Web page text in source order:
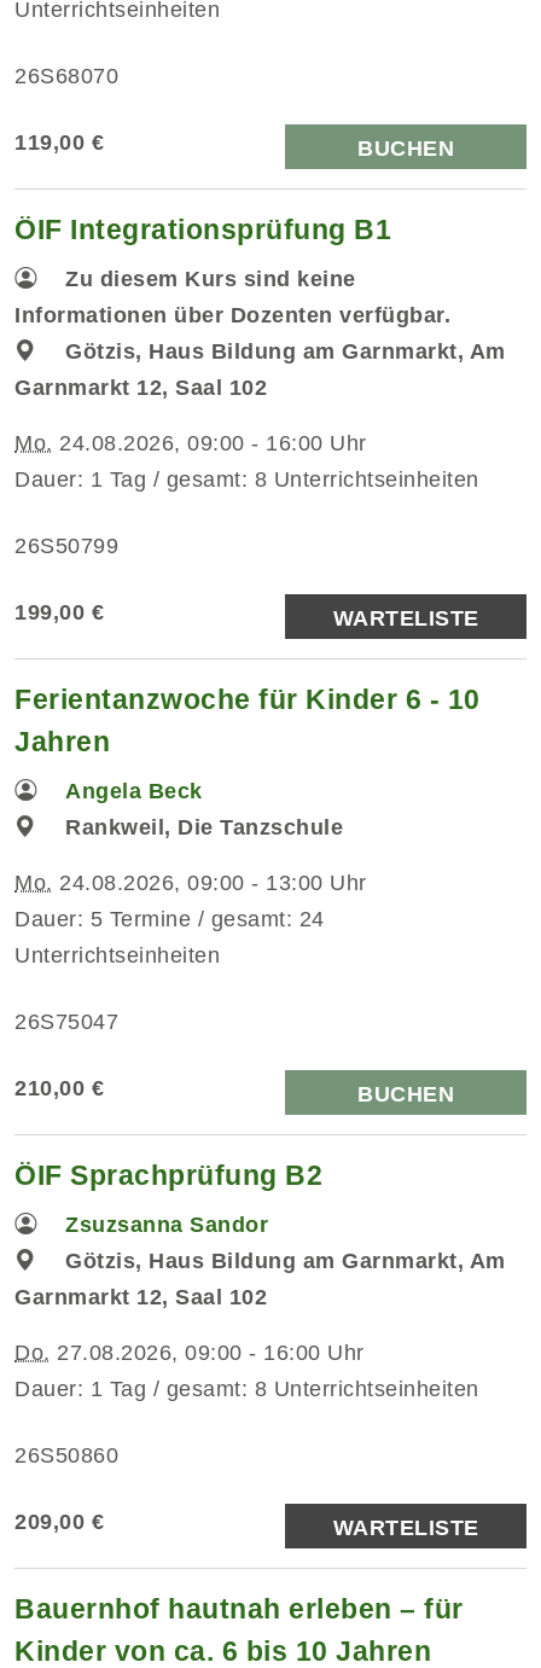
Unterrichtseinheiten
26S68070
119,00 € BUCHEN
ÖIF Integrationsprüfung B1
Zu diesem Kurs sind keine
Informationen über Dozenten verfügbar.
Götzis, Haus Bildung am Garnmarkt, Am
Garnmarkt 12, Saal 102
Mo. 24.08.2026, 09:00 - 16:00 Uhr
Dauer: 1 Tag / gesamt: 8 Unterrichtseinheiten
26S50799
199,00 € WARTELISTE
Ferientanzwoche für Kinder 6 - 10
Jahren
Angela Beck
Rankweil, Die Tanzschule
Mo. 24.08.2026, 09:00 - 13:00 Uhr
Dauer: 5 Termine / gesamt: 24
Unterrichtseinheiten
26S75047
210,00 € BUCHEN
ÖIF Sprachprüfung B2
Zsuzsanna Sandor
Götzis, Haus Bildung am Garnmarkt, Am
Garnmarkt 12, Saal 102
Do. 27.08.2026, 09:00 - 16:00 Uhr
Dauer: 1 Tag / gesamt: 8 Unterrichtseinheiten
26S50860
209,00 € WARTELISTE
Bauernhof hautnah erleben – für
Kinder von ca. 6 bis 10 Jahren